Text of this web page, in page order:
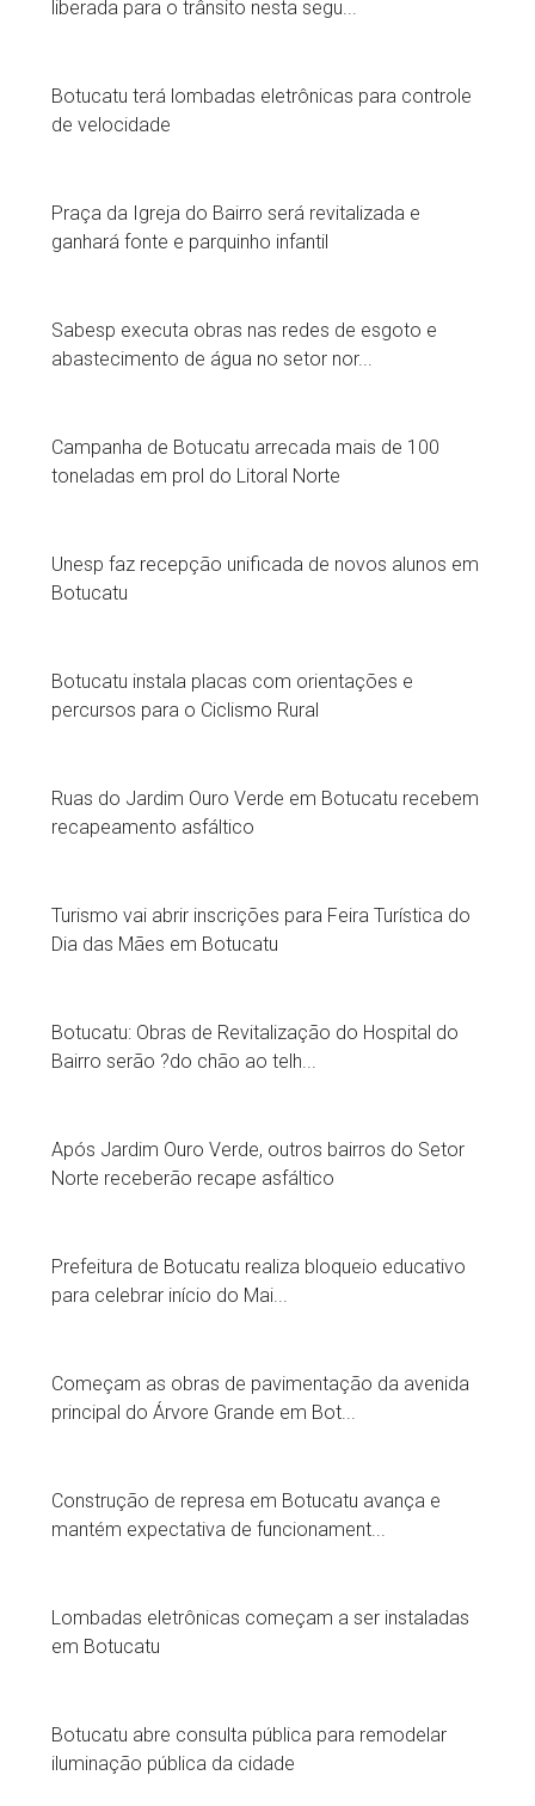
liberada para o trânsito nesta segu...
Botucatu terá lombadas eletrônicas para controle
de velocidade
Praça da Igreja do Bairro será revitalizada e
ganhará fonte e parquinho infantil
Sabesp executa obras nas redes de esgoto e
abastecimento de água no setor nor...
Campanha de Botucatu arrecada mais de 100
toneladas em prol do Litoral Norte
Unesp faz recepção unificada de novos alunos em
Botucatu
Botucatu instala placas com orientações e
percursos para o Ciclismo Rural
Ruas do Jardim Ouro Verde em Botucatu recebem
recapeamento asfáltico
Turismo vai abrir inscrições para Feira Turística do
Dia das Mães em Botucatu
Botucatu: Obras de Revitalização do Hospital do
Bairro serão ?do chão ao telh...
Após Jardim Ouro Verde, outros bairros do Setor
Norte receberão recape asfáltico
Prefeitura de Botucatu realiza bloqueio educativo
para celebrar início do Mai...
Começam as obras de pavimentação da avenida
principal do Árvore Grande em Bot...
Construção de represa em Botucatu avança e
mantém expectativa de funcionament...
Lombadas eletrônicas começam a ser instaladas
em Botucatu
Botucatu abre consulta pública para remodelar
iluminação pública da cidade